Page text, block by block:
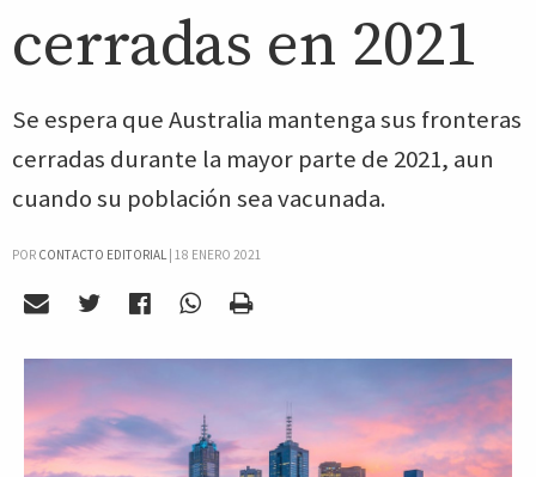
cerradas en 2021
Se espera que Australia mantenga sus fronteras
cerradas durante la mayor parte de 2021, aun
cuando su población sea vacunada.
POR CONTACTO EDITORIAL| 18 ENERO 2021